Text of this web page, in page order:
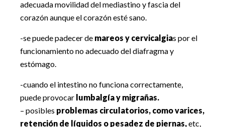
adecuada movilidad del mediastino y fascia del
corazón aunque el corazón esté sano.
-se puede padecer de mareos y cervicalgias por el
funcionamiento no adecuado del diafragma y
estómago.
-cuando el intestino no funciona correctamente,
puede provocar lumbalgía y migrañas.
– posibles problemas circulatorios, como varices,
retención de líquidos o pesadez de piernas,etc,